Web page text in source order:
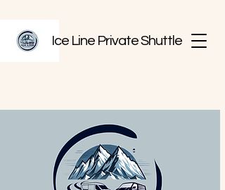
Ice Line Private Shuttle